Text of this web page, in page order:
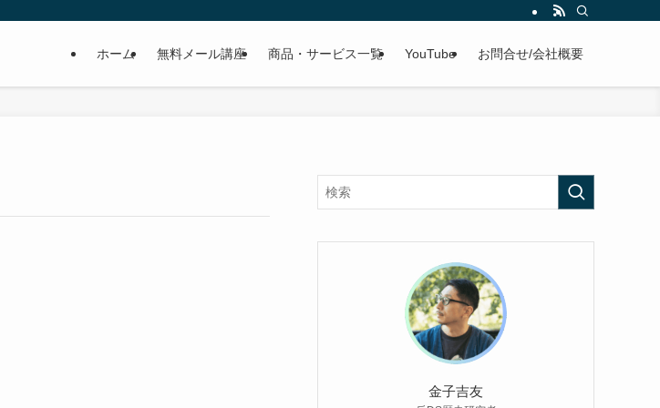
ホーム 無料メール講座 商品・サービス一覧 YouTube お問合せ/会社概要
金子吉友